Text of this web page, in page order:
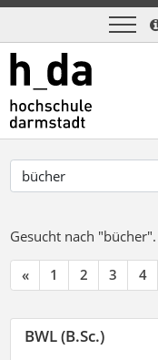
Gesucht nach "bücher".
« 1 2 3 4
BWL (B.Sc.)